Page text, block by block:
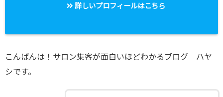
詳しいプロフィールはこちら
こんばんは！サロン集客が面白いほどわかるブログ ハヤ
シです。